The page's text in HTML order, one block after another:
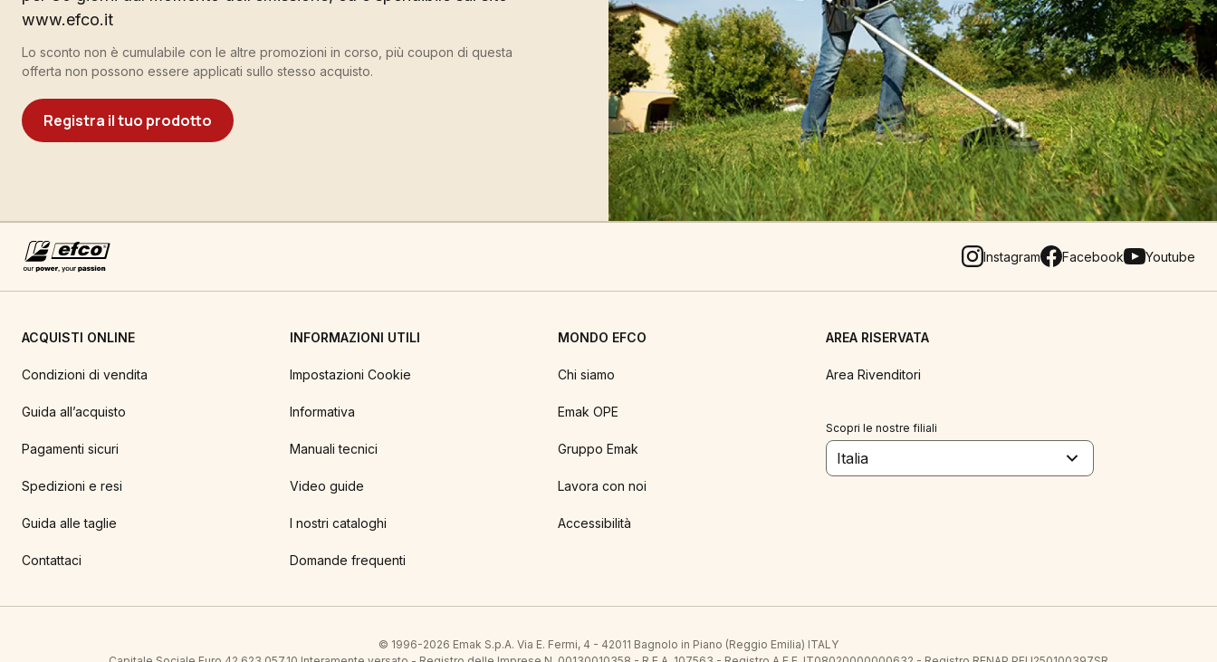
www.efco.it
Lo sconto non è cumulabile con le altre promozioni in corso, più coupon di questa
offerta non possono essere applicati sullo stesso acquisto.
Registra il tuo prodotto
Instagram Facebook Youtube
ACQUISTI ONLINE
Condizioni di vendita
Guida all’acquisto
Pagamenti sicuri
Spedizioni e resi
Guida alle taglie
Contattaci
INFORMAZIONI UTILI
Impostazioni Cookie
Informativa
Manuali tecnici
Video guide
I nostri cataloghi
Domande frequenti
MONDO EFCO
Chi siamo
Emak OPE
Gruppo Emak
Lavora con noi
Accessibilità
AREA RISERVATA
Area Rivenditori
Scopri le nostre filiali
Italia
© 1996-2026 Emak S.p.A. Via E. Fermi, 4 - 42011 Bagnolo in Piano (Reggio Emilia) ITALY